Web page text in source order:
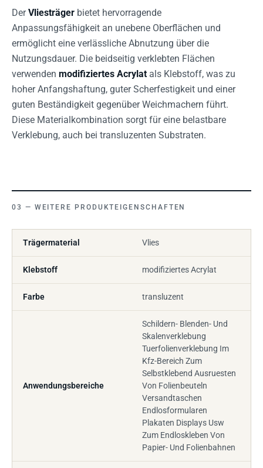
DerVliesträger bietet hervorragende
Anpassungsfähigkeit an unebene Oberflächen und
ermöglicht eine verlässliche Abnutzung über die
Nutzungsdauer. Die beidseitig verklebten Flächen
verwenden modifiziertes Acrylat als Klebstoff, was zu
hoher Anfangshaftung, guter Scherfestigkeit und einer
guten Beständigkeit gegenüber Weichmachern führt.
Diese Materialkombination sorgt für eine belastbare
Verklebung, auch bei transluzenten Substraten.
WEITERE PRODUKTEIGENSCHAFTEN
Trägermaterial Vlies
Klebstoff modifiziertes Acrylat
Farbe transluzent
Anwendungsbereiche
Schildern- Blenden- Und
Skalenverklebung
Tuerfolienverklebung Im
Kfz-Bereich Zum
Selbstklebend Ausruesten
Von Folienbeuteln
Versandtaschen
Endlosformularen
Plakaten Displays Usw
Zum Endloskleben Von
Papier- Und Folienbahnen